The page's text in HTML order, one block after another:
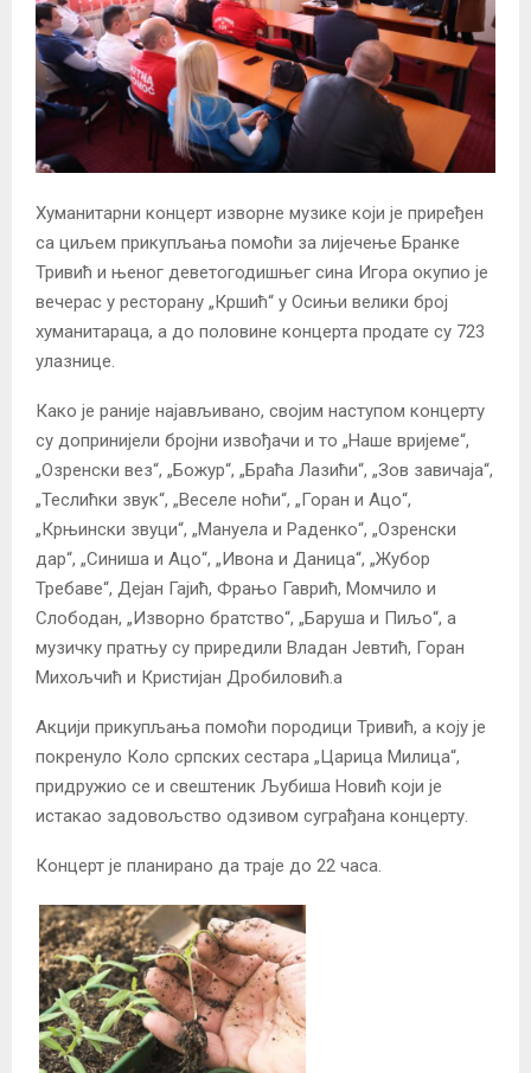
Хуманитарни концерт изворне музике који је приређен
са циљем прикупљања помоћи за лијечење Бранке
Тривић и њеног деветогодишњег сина Игора окупио је
вечерас у ресторану „Кршић“ у Осињи велики број
хуманитараца, а до половине концерта продате су 723
улазнице.
Како је раније најављивано, својим наступом концерту
су допринијели бројни извођачи и то „Наше вријеме“,
„Озренски вез“, „Божур“, „Браћа Лазићи“, „Зов завичаја“,
„Теслићки звук“, „Веселе ноћи“, „Горан и Ацо“,
„Крњински звуци“, „Мануела и Раденко“, „Озренски
дар“, „Синиша и Ацо“, „Ивона и Даница“, „Жубор
Требаве“, Дејан Гајић, Фрањо Гаврић, Момчило и
Слободан, „Изворно братство“, „Баруша и Пиљо“, а
музичку пратњу су приредили Владан Јевтић, Горан
Михољчић и Кристијан Дробиловић.а
Акцији прикупљања помоћи породици Тривић, а коју је
покренуло Коло српских сестара „Царица Милица“,
придружио се и свештеник Љубиша Новић који је
истакао задовољство одзивом суграђана концерту.
Концерт је планирано да траје до 22 часа.